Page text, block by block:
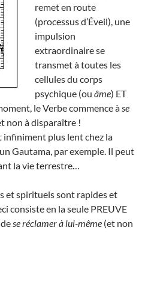
remet en route
(processus d’Éveil), une
impulsion
extraordinaire se
transmet à toutes les
cellules du corps
psychique (ou âme) ET
le Verbe commence à se
non à disparaître !
infiniment plus lent chez la
Gautama, par exemple. Il peut
la vie terrestre…
et spirituels sont rapides et
consiste en la seule PREUVE
se réclamer à lui-même (et non